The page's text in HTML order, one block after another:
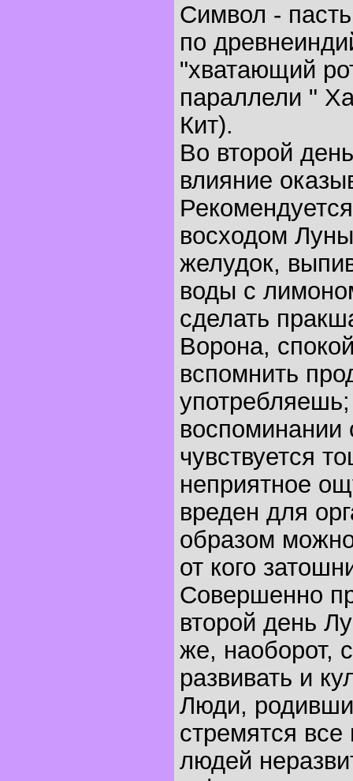
Символ -
по
"хватающий
параллели "
Кит).
Во второй
влияние
восходом
желудок,
воды с
сделать
Ворона,
вспомнить
воспоминании
чувствуется
неприятное
вреден для
образом
от кого
Совершенно
второй день
же, наоборот,
развивать и
Люди,
стремятся
людей